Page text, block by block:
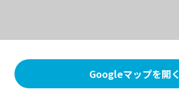
Googleマップを開く